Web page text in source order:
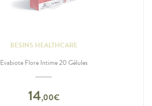
BESINS HEALTHCARE
Evabiote Flore Intime 20 Gélules
14,00€